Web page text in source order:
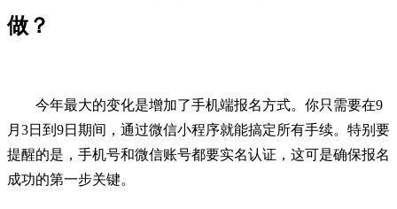
做？
今年最大的变化是增加了手机端报名方式。你只需要在9
月3日到9日期间，通过微信小程序就能搞定所有手续。特别要
提醒的是，手机号和微信账号都要实名认证，这可是确保报名
成功的第一步关键。